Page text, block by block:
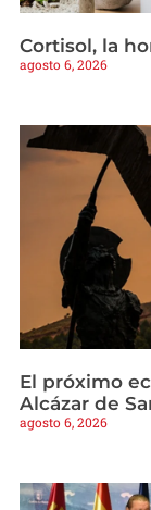
Cortisol, la
agosto 6, 2026
El próximo
Alcázar de
agosto 6, 2026